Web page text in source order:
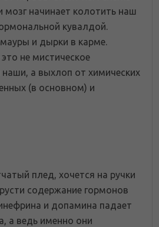
мозг начинает колотить наш
кувалдой.
и дырки в карме.
не мистическое
наши, а выхлоп от химических
(в основном) и
плед, хочется на ручки
содержание гормонов
и допамина падает
а ведь именно они